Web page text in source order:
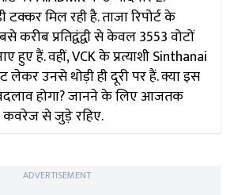
मिल रही है. ताजा रिपोर्ट के
प्रतिद्वंद्वी से केवल 3553 वोटों
हुए हैं. वहीं, VCK के प्रत्याशी Sinthanai
लेकर उनसे थोड़ी ही दूरी पर हैं. क्या इस
होगा? जानने के लिए आजतक
कवरेज से जुड़े रहिए.
ADVERTISEMENT